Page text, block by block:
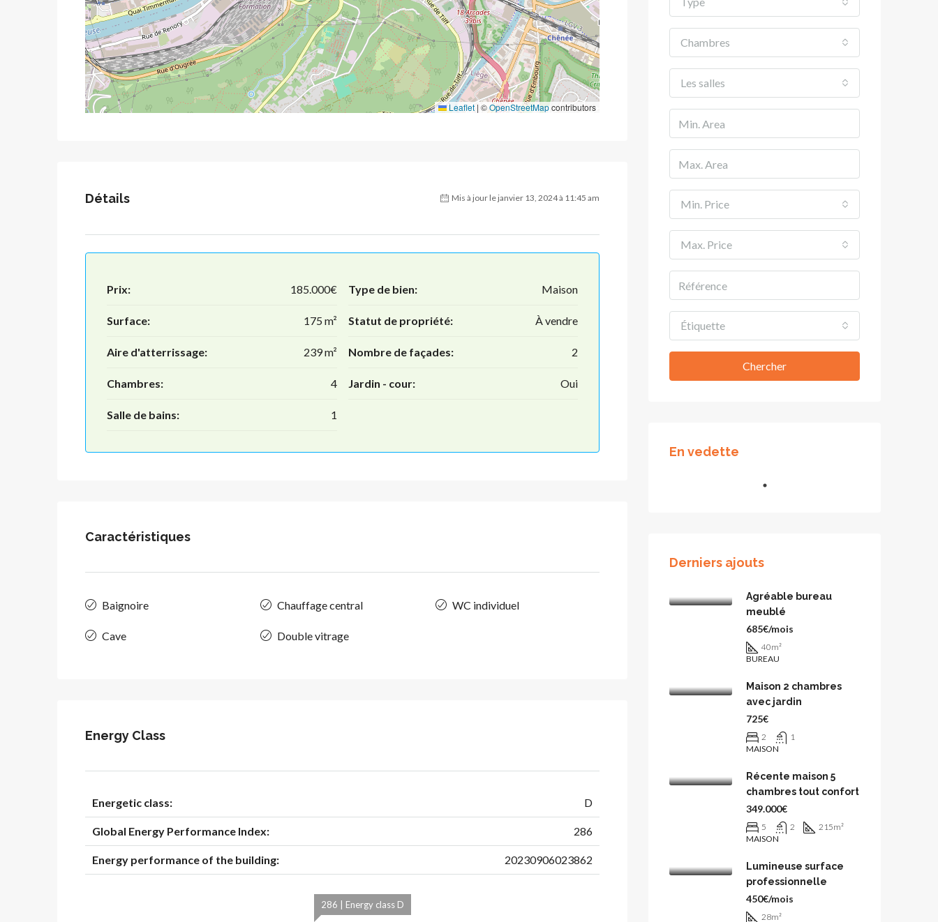
Leaflet | ©OpenStreetMapcontributors
Détails Mis à jour le janvier 13, 2024 à 11:45 am
Prix: 185.000€
Surface: 175 m²
Aire d'atterrissage: 239 m²
Chambres: 4
Salle de bains: 1
Type de bien: Maison
Statut de propriété: À vendre
Nombre de façades: 2
Jardin - cour: Oui
Caractéristiques
Baignoire
Cave
Chauffage central
Double vitrage
WC individuel
Energy Class
Energetic class: D
Global Energy Performance Index: 286
Energy performance of the building: 20230906023862
286 | Energy class D
Chambres
Les salles
Min. Price
Max. Price
Étiquette
Chercher
En vedette
Derniers ajouts
Agréable bureau
meublé
685€/mois
40m²
BUREAU
Maison 2 chambres
avec jardin
725€
2
1
MAISON
Récente maison 5
chambres tout confort
349.000€
5 2 215m²
MAISON
Lumineuse surface
professionnelle
450€/mois
28m²